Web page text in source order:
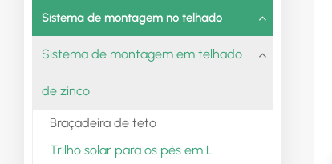
Sistema de montagem no telhado
Sistema de montagem em telhado
de zinco
Braçadeira de teto
Trilho solar para os pés em L